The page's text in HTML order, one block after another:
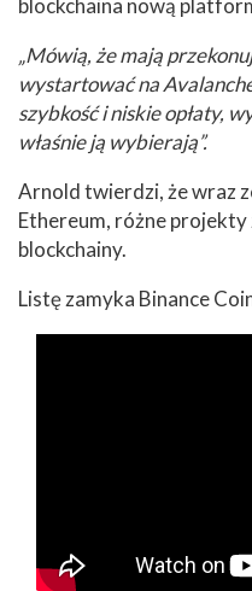
„Mówią, że mają
wystartować na
szybkość i niskie opłaty,
właśnie ją wybierają”.
Arnold twierdzi, że wraz
Ethereum, różne projekty
blockchainy.
Listę zamyka Binance